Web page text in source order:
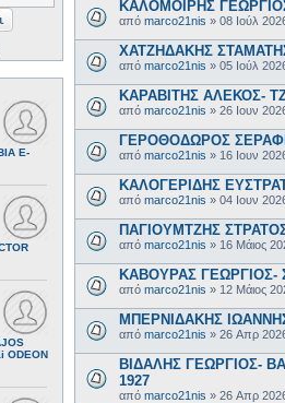
E-
ODEON
ΚΑΛΟΜΟΙΡΗΣ
από marco21nis » 08 Ιούλ
ΧΑΤΖΗΔΑΚΗΣ
από marco21nis » 05 Ιούλ
ΚΑΡΑΒΙΤΗΣ ΑΛΕΚΟΣ-
από marco21nis » 26 Ιουν
ΓΕΡΟΘΟΔΩΡΟΣ
από marco21nis » 16 Ιουν
ΚΑΛΟΓΕΡΙΔΗΣ
από marco21nis » 04 Ιουν
ΠΑΓΙΟΥΜΤΖΗΣ
από marco21nis » 16 Μάιος
ΚΑΒΟΥΡΑΣ ΓΕΩΡΓΙΟΣ-
από marco21nis » 12 Μάιος
ΜΠΕΡΝΙΔΑΚΗΣ
από marco21nis » 26 Απρ
ΒΙΔΑΛΗΣ ΓΕΩΡΓΙΟΣ-
1927
από marco21nis » 26 Απρ